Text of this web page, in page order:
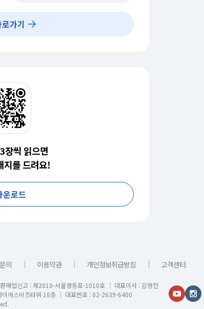
가기
장씩 읽으면
지를 드려요!
운로드
의 ｜ 이용약관 ｜ 개인정보취급방침 ｜ 고객센터
매업신고 : 제2010-서울영등포-1010호 │ 대표이사 : 김명전
이에스비즈타워 18층 │ 대표번호 : 02-2639-6400